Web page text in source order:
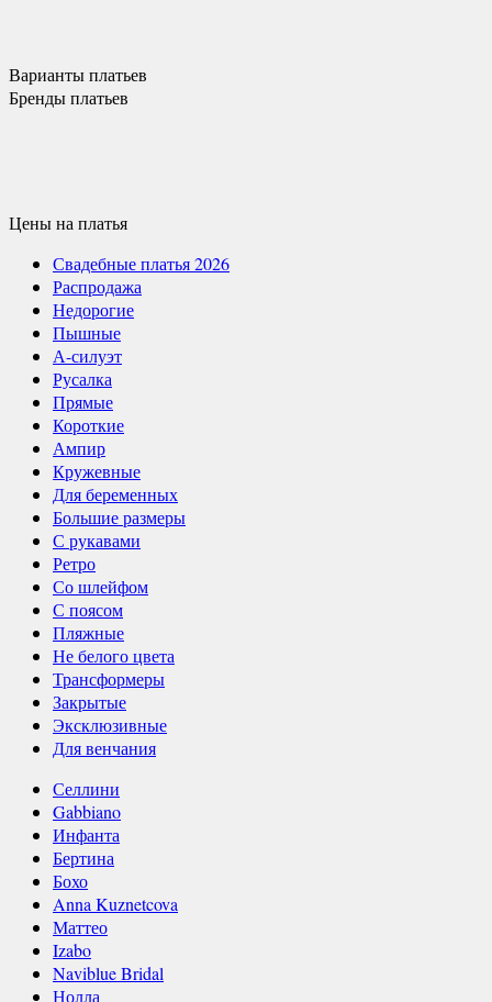
Вариантыплатьев
Брендыплатьев
Ценына платья
Свадебные платья 2026
Распродажа
Недорогие
Пышные
А-силуэт
Русалка
Прямые
Короткие
Ампир
Кружевные
Для беременных
Большие размеры
С рукавами
Ретро
Со шлейфом
С поясом
Пляжные
Не белого цвета
Трансформеры
Закрытые
Эксклюзивные
Для венчания
Селлини
Gabbiano
Инфанта
Бертина
Бохо
Anna Kuznetcova
Маттео
Izabo
Naviblue Bridal
Нолла